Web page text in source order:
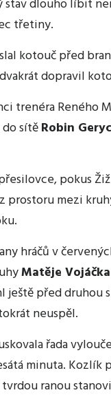
stav dlouho líbit
třetiny.
kotouč před
dopravil
trenéra Reného
sítěRobin
pokus
prostoru mezi
hráčů v
Matěje Vojáčka
ještě před
neuspěl.
řada
minuta.
ranou